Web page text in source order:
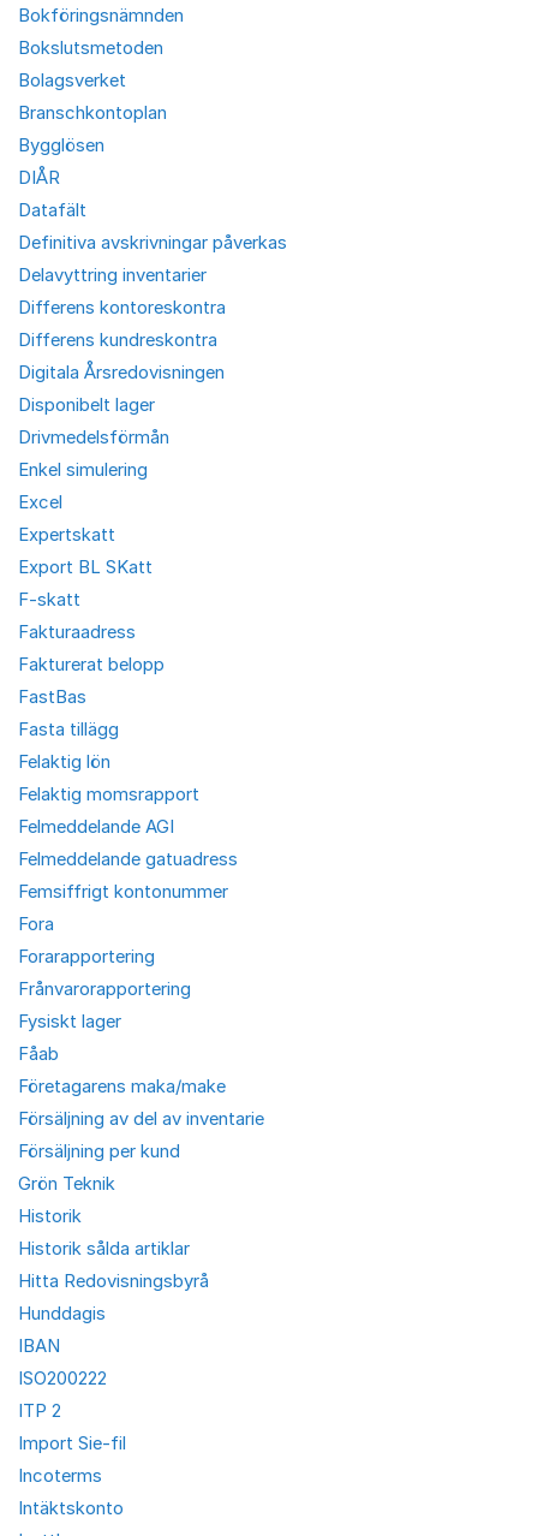
Bokföringsnämnden
Bokslutsmetoden
Bolagsverket
Branschkontoplan
Bygglösen
DIÅR
Datafält
Definitiva avskrivningar påverkas
Delavyttring inventarier
Differens kontoreskontra
Differens kundreskontra
Digitala Årsredovisningen
Disponibelt lager
Drivmedelsförmån
Enkel simulering
Excel
Expertskatt
Export BL SKatt
F-skatt
Fakturaadress
Fakturerat belopp
FastBas
Fasta tillägg
Felaktig lön
Felaktig momsrapport
Felmeddelande AGI
Felmeddelande gatuadress
Femsiffrigt kontonummer
Fora
Forarapportering
Frånvarorapportering
Fysiskt lager
Fåab
Företagarens maka/make
Försäljning av del av inventarie
Försäljning per kund
Grön Teknik
Historik
Historik sålda artiklar
Hitta Redovisningsbyrå
Hunddagis
IBAN
ISO200222
ITP 2
Import Sie-fil
Incoterms
Intäktskonto